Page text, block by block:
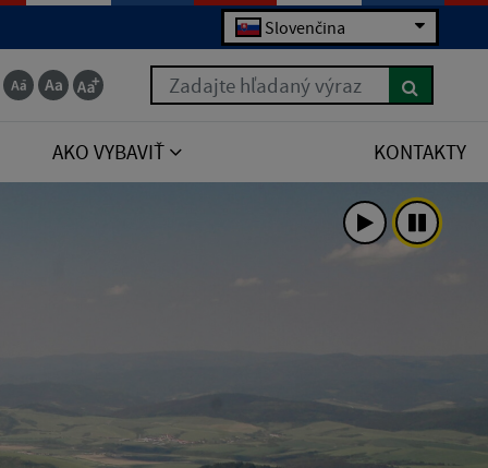
Slovenčina
Zadajte hľadaný výraz
AKO VYBAVIŤ KONTAKTY